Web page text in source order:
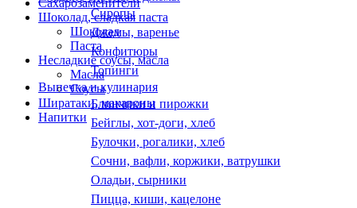
Сахарозаменители
Шоколад, сладкая паста
Шоколад
Паста
Несладкие соусы, масла
Масла
Соусы
Ширатаки, макароны
Напитки
Сиропы
Джемы, варенье
Конфитюры
Топинги
Выпечка и кулинария
Блинчики и пирожки
Бейглы, хот-доги, хлеб
Булочки, рогалики, хлеб
Сочни, вафли, коржики, ватрушки
Оладьи, сырники
Пицца, киши, кацелоне